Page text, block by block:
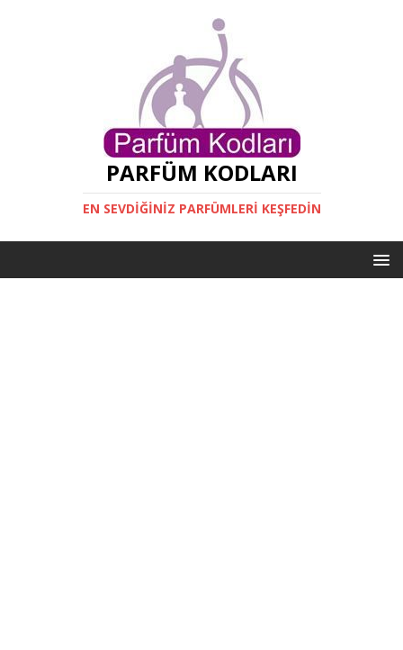
PARFÜM KODLARI
EN SEVDIĞINIZ PARFÜMLERI KEŞFEDIN